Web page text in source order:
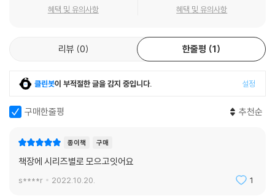
138 Into the Market
식탁을 풍성하게 만들어줄 요리 전문가들의 쿡북
150 Dictionary
혜택 및 유의사항 혜택 및 유의사항
리뷰 0 한줄평 1
클린봇이 부적절한 글을 감지 중입니다. 설정
구매한줄평 추천순
종이책 구매
책장에 시리즈별로 모으고잇어요
s****r 2022.10.20. 1